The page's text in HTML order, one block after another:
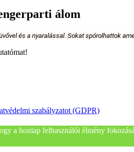
álom
és a nyaralással. Sokat spórolhattok
szabályzatot (GDPR)
a honlap felhasználói élmény